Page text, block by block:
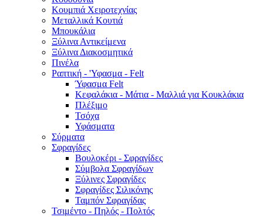
Κουμπιά Χειροτεχνίας
Μεταλλικά Κουτιά
Μπουκάλια
Ξύλινα Αντικείμενα
Ξύλινα Διακοσμητικά
Πινέλα
Ραπτική - 'Υφασμα - Felt
Ύφασμα Felt
Κεφαλάκια - Μάτια - Μαλλιά για Κουκλάκια
Πλέξιμο
Τσόχα
Υφάσματα
Σύρματα
Σφραγίδες
Βουλοκέρι - Σφραγίδες
Σύμβολα Σφραγίδων
Ξύλινες Σφραγίδες
Σφραγίδες Σιλικόνης
Ταμπόν Σφραγίδας
Τσιμέντο - Πηλός - Πολτός